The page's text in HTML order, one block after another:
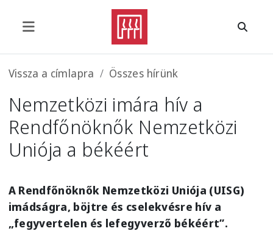
Morzsa
Vissza a címlapra Összes hírünk
Nemzetközi imára hív a
Rendfőnöknők Nemzetközi
Uniója a békéért
A Rendfőnöknők Nemzetközi Uniója (UISG)
imádságra, böjtre és cselekvésre hív a
„fegyvertelen és lefegyverző békéért”.